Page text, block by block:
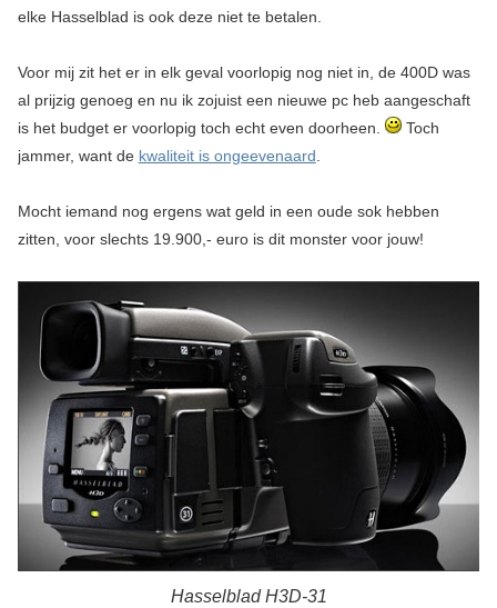
elke Hasselblad is ook deze niet te betalen.
Voor mij zit het er in elk geval voorlopig nog niet in, de 400D was
al prijzig genoeg en nu ik zojuist een nieuwe pc heb aangeschaft
is het budget er voorlopig toch echt even doorheen.
Toch
jammer, want de kwaliteit is ongeevenaard.
Mocht iemand nog ergens wat geld in een oude sok hebben
zitten, voor slechts 19.900,- euro is dit monster voor jouw!
Hasselblad H3D-31